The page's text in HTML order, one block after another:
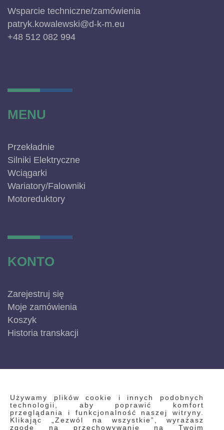
Używamy plików cookie i innych podobnych
technologii, aby poprawić komfort
przeglądania i funkcjonalność naszej witryny.
Klikając „Zezwól na wszystkie”, wyrażasz
zgodę na przechowywanie na Twoim
Wsparcie techniczne/zamówienia
patryk.kowalewski@d-k-m.eu
+48 512 082 994
MENU
Przekładnie
Silniki Elektryczne
Wciągarki
Wariatory/Falowniki
Motoreduktory
KONTO
Zarejestruj się
Moje zamówienia
Koszyk
Historia transkacji
INFORMACJE
Regulamin